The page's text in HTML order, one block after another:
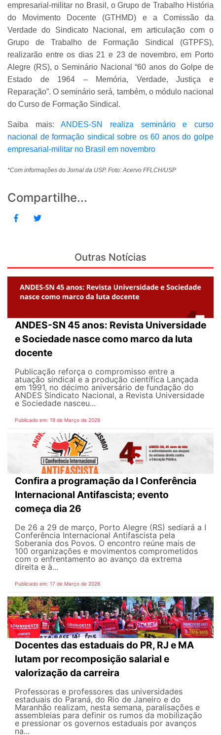
empresarial-militar no Brasil, o Grupo de Trabalho História
do Movimento Docente (GTHMD) e a Comissão da
Verdade do Sindicato Nacional, em articulação com o
Grupo de Trabalho de Formação Sindical (GTPFS),
realizarão entre os dias 21 e 23 de novembro, em Porto
Alegre (RS), o Seminário Nacional “60 anos do Golpe de
Estado de 1964 – Memória, Verdade, Justiça e
Reparação”. O seminário será, também, o módulo nacional
do Curso de Formação Sindical.
Saiba mais:ANDES-SN realiza seminário e curso
nacional de formação sindical sobre os 60 anos do golpe
empresarial-militar no Brasil em novembro
*Com informações do Jornal da USP. Foto: Acervo FFLCH/USP
Compartilhe...
Outras Notícias
ANDES-SN 45 anos: Revista Universidade
e Sociedade nasce como marco da luta
docente
Publicação reforça o compromisso entre a
atuação sindical e a produção científica Lançada
em 1991, no décimo aniversário de fundação do
ANDES Sindicato Nacional, a Revista Universidade
e Sociedade nasceu...
Publicado em: 19 de Março de 2026
Confira a programação da I Conferência
Internacional Antifascista; evento
começa dia 26
De 26 a 29 de março, Porto Alegre (RS) sediará a I
Conferência Internacional Antifascista pela
Soberania dos Povos. O encontro reúne mais de
100 organizações e movimentos comprometidos
com o enfrentamento ao avanço da extrema
direita e à...
Publicado em: 17 de Março de 2026
Docentes das estaduais do PR, RJ e MA
lutam por recomposição salarial e
valorização da carreira
Professoras e professores das universidades
estaduais do Paraná, do Rio de Janeiro e do
Maranhão realizam, nesta semana, paralisações e
assembleias para definir os rumos da mobilização
e pressionar os governos estaduais por avanços
na...